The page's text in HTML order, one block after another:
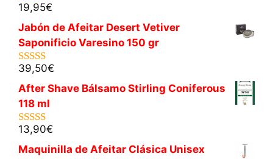
5.00de 5
19,95€
Jabón de Afeitar Desert Vetiver
Saponificio Varesino 150 gr
5.00de 5
39,50€
After Shave Bálsamo Stirling Coniferous
118 ml
5.00de 5
13,90€
Maquinilla de Afeitar Clásica Unisex